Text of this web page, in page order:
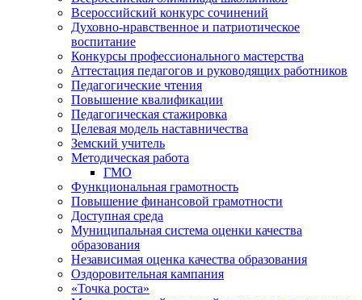
Всероссийский конкурс сочинений
Духовно-нравственное и патриотическое
воспитание
Конкурсы профессионального мастерства
Аттестация педагогов и руководящих работников
Педагогические чтения
Повышение квалификации
Педагогическая стажировка
Целевая модель наставничества
Земский учитель
Методическая работа
ГМО
Функциональная грамотность
Повышение финансовой грамотности
Доступная среда
Муниципальная система оценки качества
образования
Независимая оценка качества образования
Оздоровительная кампания
«Точка роста»